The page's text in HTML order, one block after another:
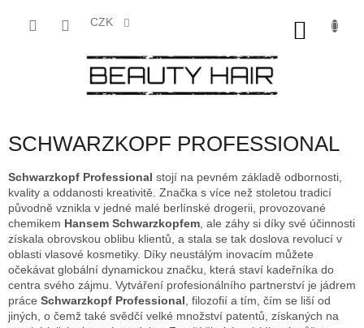
CZK
SCHWARZKOPF PROFESSIONAL
Schwarzkopf Professional stojí na pevném základě odbornosti,
kvality a oddanosti kreativitě. Značka s více než stoletou tradicí
původně vznikla v jedné malé berlínské drogerii, provozované
chemikem Hansem Schwarzkopfem , ale záhy si díky své účinnosti
získala obrovskou oblibu klientů, a stala se tak doslova revolucí v
oblasti vlasové kosmetiky. Díky neustálým inovacím můžete
očekávat globální dynamickou značku, která staví kadeřníka do
centra svého zájmu. Vytváření profesionálního partnerství je jádrem
práce Schwarzkopf Professional , filozofií a tím, čím se liší od
jiných, o čemž také svědčí velké množství patentů, získaných na